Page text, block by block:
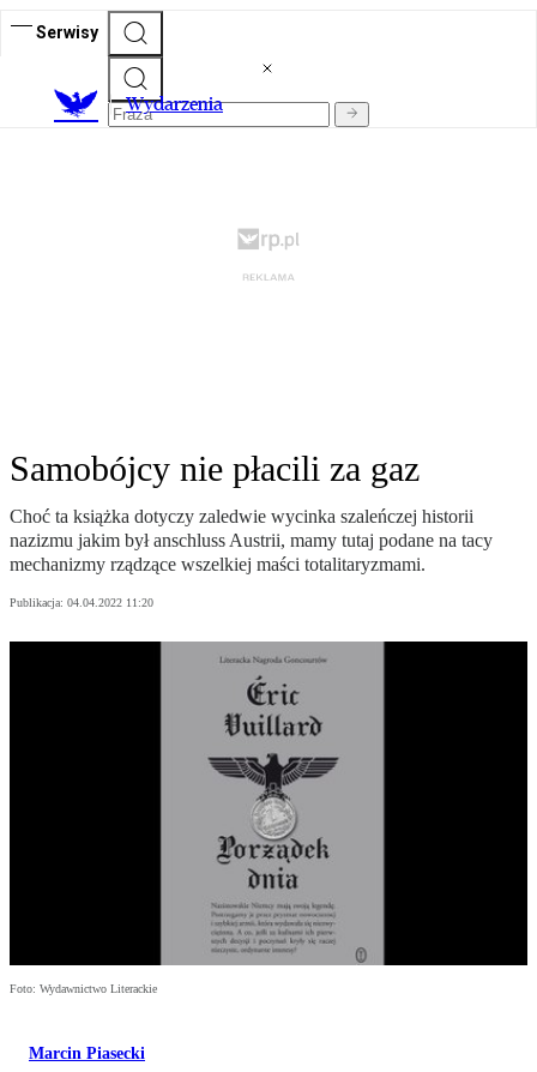
Serwisy
Wydarzenia
Samobójcy nie płacili za gaz
Choć ta książka dotyczy zaledwie wycinka szaleńczej historii
nazizmu jakim był anschluss Austrii, mamy tutaj podane na tacy
mechanizmy rządzące wszelkiej maści totalitaryzmami.
Publikacja: 04.04.2022 11:20
Foto: Wydawnictwo Literackie
Marcin Piasecki